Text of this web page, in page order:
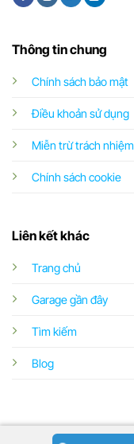
Thông tin chung
Chính sách bảo mật
Điều khoản sử dụng
Miễn trừ trách nhiệm
Chính sách cookie
Liên kết khác
Trang chủ
Garage gần đây
Tìm kiếm
Blog